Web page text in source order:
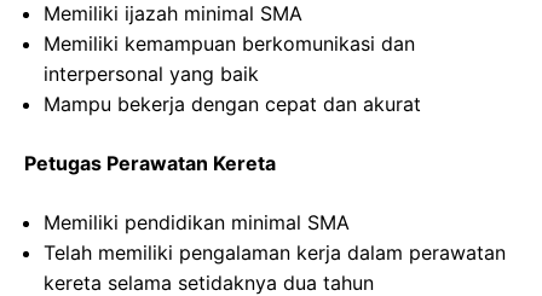
Memiliki ijazah minimal SMA
Memiliki kemampuan berkomunikasi dan
interpersonal yang baik
Mampu bekerja dengan cepat dan akurat
Petugas Perawatan Kereta
Memiliki pendidikan minimal SMA
Telah memiliki pengalaman kerja dalam perawatan
kereta selama setidaknya dua tahun